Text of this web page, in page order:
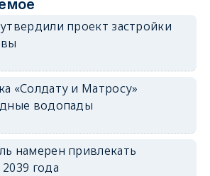
проект застройки
«Солдату и Матросу»
водопады
намерен привлекать
года